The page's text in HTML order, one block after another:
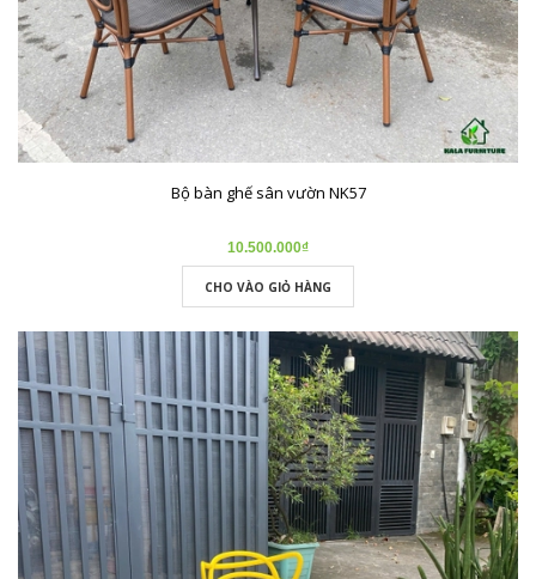
Bộ bàn ghế sân vườn NK57
10.500.000₫
CHO VÀO GIỎ HÀNG